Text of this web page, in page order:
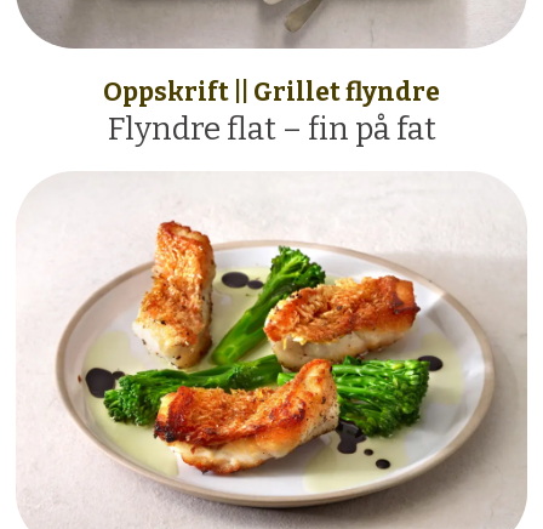
Oppskrift || Grillet flyndre
Flyndre flat – fin på fat